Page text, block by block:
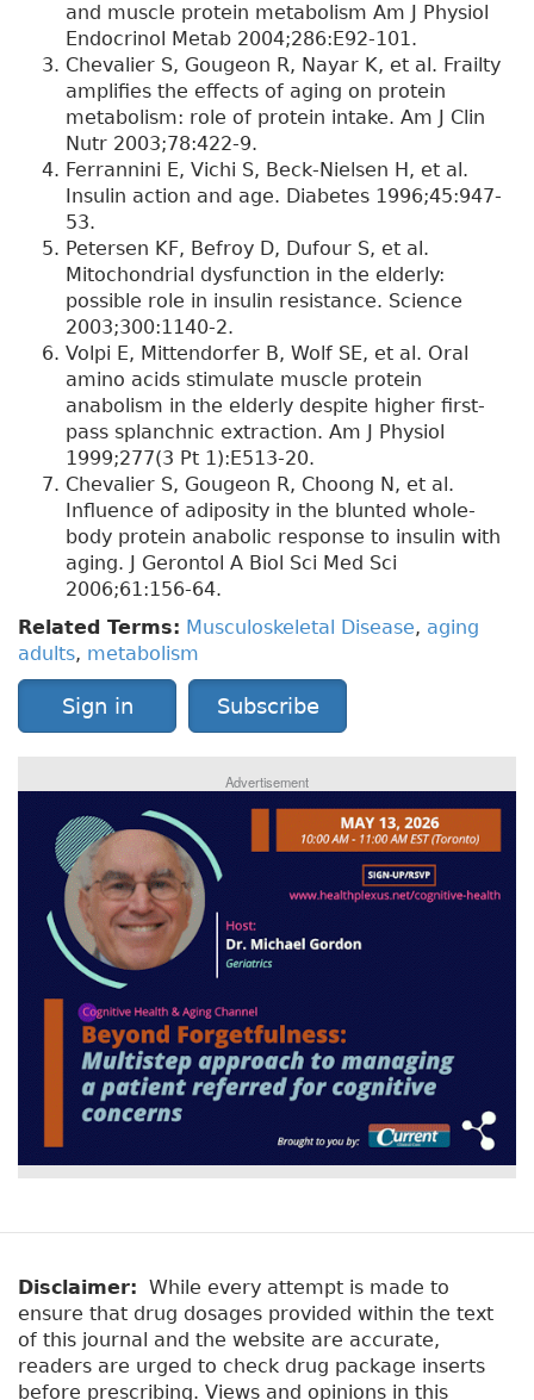
and muscle protein metabolism Am J Physiol
Endocrinol Metab 2004;286:E92-101.
Chevalier S, Gougeon R, Nayar K, et al. Frailty
amplifies the effects of aging on protein
metabolism: role of protein intake. Am J Clin
Nutr 2003;78:422-9.
Ferrannini E, Vichi S, Beck-Nielsen H, et al.
Insulin action and age. Diabetes 1996;45:947-
53.
Petersen KF, Befroy D, Dufour S, et al.
Mitochondrial dysfunction in the elderly:
possible role in insulin resistance. Science
2003;300:1140-2.
Volpi E, Mittendorfer B, Wolf SE, et al. Oral
amino acids stimulate muscle protein
anabolism in the elderly despite higher first-
pass splanchnic extraction. Am J Physiol
1999;277(3 Pt 1):E513-20.
Chevalier S, Gougeon R, Choong N, et al.
Influence of adiposity in the blunted whole-
body protein anabolic response to insulin with
aging. J Gerontol A Biol Sci Med Sci
2006;61:156-64.
Related Terms: Musculoskeletal Disease, aging
adults, metabolism
Sign in Subscribe
Advertisement
Disclaimer: While every attempt is made to
ensure that drug dosages provided within the text
of this journal and the website are accurate,
readers are urged to check drug package inserts
before prescribing. Views and opinions in this